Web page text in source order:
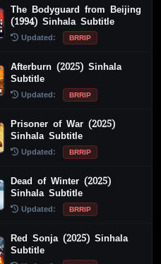
The Bodyguard from Beijing
(1994) Sinhala Subtitle
Updated: BRRIP
Afterburn (2025) Sinhala
Subtitle
Updated: BRRIP
Prisoner of War (2025)
Sinhala Subtitle
Updated: BRRIP
Dead of Winter (2025)
Sinhala Subtitle
Updated: BRRIP
Red Sonja (2025) Sinhala
Subtitle